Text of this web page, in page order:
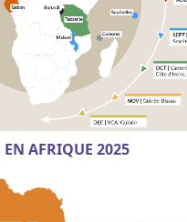
EN AFRIQUE 2025